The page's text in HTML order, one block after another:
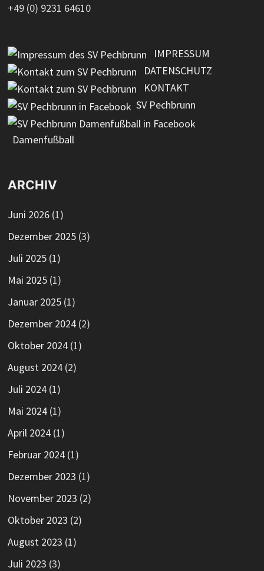
+49 (0) 9231 64610
IMPRESSUM
DATENSCHUTZ
KONTAKT
SV Pechbrunn
Damenfußball
ARCHIV
Juni 2026(1)
Dezember 2025(3)
Juli 2025(1)
Mai 2025(1)
Januar 2025(1)
Dezember 2024(2)
Oktober 2024(1)
August 2024(2)
Juli 2024(1)
Mai 2024(1)
April 2024(1)
Februar 2024(1)
Dezember 2023 (1)
November 2023 (2)
Oktober 2023 (2)
August 2023 (1)
Juli 2023 (3)